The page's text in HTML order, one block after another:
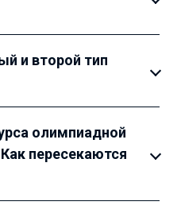
и второй тип
олимпиадной
пересекаются